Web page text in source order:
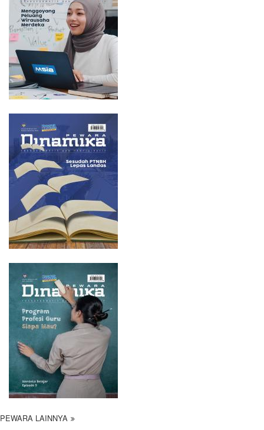
PEWARA LAINNYA